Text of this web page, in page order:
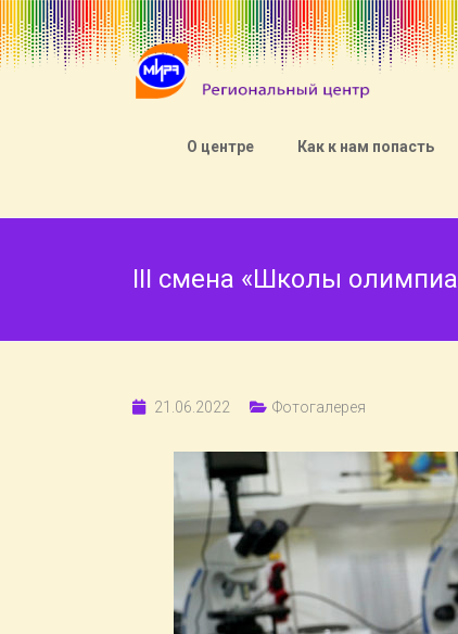
О центре Как к нам попасть
III смена «Школы
21.06.2022 Фотогалерея